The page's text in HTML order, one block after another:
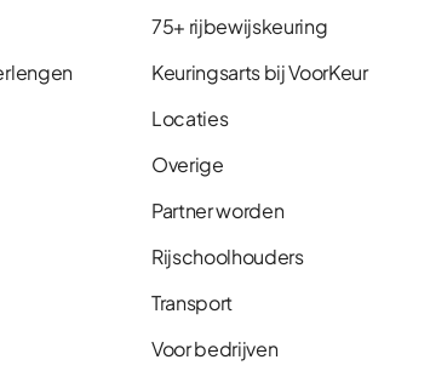
75+ rijbewijskeuring
Keuringsarts bij VoorKeur
Locaties
Overige
Partner worden
Rijschoolhouders
Transport
Voor bedrijven